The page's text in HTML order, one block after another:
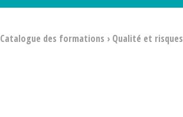
Catalogue des formations › Qualité et risques